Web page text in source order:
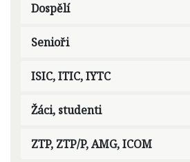
Dospělí
Senioři
ISIC, ITIC, IYTC
Žáci, studenti
ZTP, ZTP/P, AMG, ICOM